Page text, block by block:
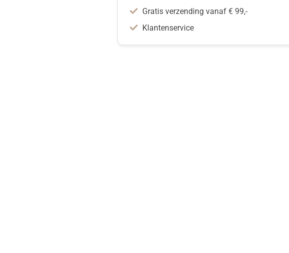
Gratis verzending vanaf € 99,-
Klantenservice